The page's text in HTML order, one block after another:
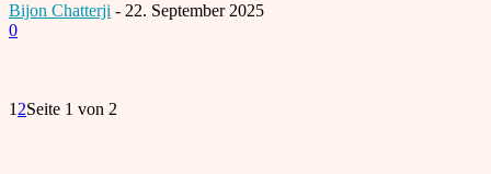
Bijon Chatterji - 22. September 2025
0
1 2Seite 1 von 2